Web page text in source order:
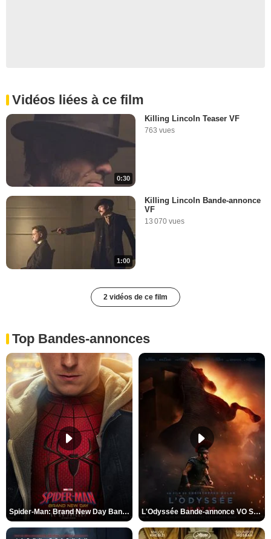
Vidéos liées à ce film
0:30
Killing Lincoln Teaser VF
763 vues
1:00
Killing Lincoln Bande-annonce
VF
13 070 vues
2 vidéos de ce film
Top Bandes-annonces
Spider-Man: Brand New Day Bande-annonce VO STFR L'Odyssée Bande-annonce VO STFR